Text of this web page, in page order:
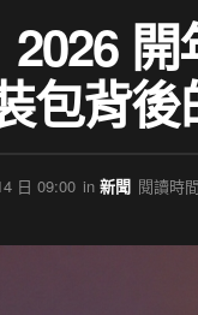
包背
日 09:00 in 新聞 閱讀時